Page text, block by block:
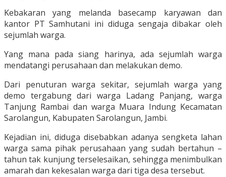
Kebakaran yang melanda basecamp karyawan dan
kantor PT Samhutani ini diduga sengaja dibakar oleh
sejumlah warga.
Yang mana pada siang harinya, ada sejumlah warga
mendatangi perusahaan dan melakukan demo.
Dari penuturan warga sekitar, sejumlah warga yang
demo tergabung dari warga Ladang Panjang, warga
Tanjung Rambai dan warga Muara Indung Kecamatan
Sarolangun, Kabupaten Sarolangun, Jambi.
Kejadian ini, diduga disebabkan adanya sengketa lahan
warga sama pihak perusahaan yang sudah bertahun –
tahun tak kunjung terselesaikan, sehingga menimbulkan
amarah dan kekesalan warga dari tiga desa tersebut.